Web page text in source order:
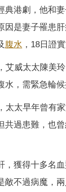
典港劇，他和
因是妻子罹患
腹水 ，18日證
艾威太太陳美
，需緊急輪
太太早年曾有
共過患難，也
，獲得十多名
不過病魔，兩